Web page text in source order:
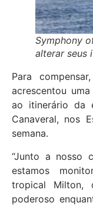
Symphony
alterar seus
Para
acrescentou
ao itinerário da
Canaveral, nos
semana.
“Junto a nosso
estamos
tropical Milton,
poderoso